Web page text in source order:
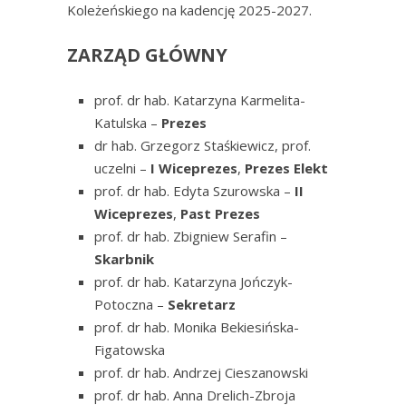
Koleżeńskiego na kadencję 2025-2027.
ZARZĄD GŁÓWNY
prof. dr hab. Katarzyna Karmelita-
Katulska – Prezes
dr hab. Grzegorz Staśkiewicz, prof.
uczelni – I Wiceprezes, Prezes Elekt
prof. dr hab. Edyta Szurowska – II
Wiceprezes, Past Prezes
prof. dr hab. Zbigniew Serafin –
Skarbnik
prof. dr hab. Katarzyna Jończyk-
Potoczna – Sekretarz
prof. dr hab. Monika Bekiesińska-
Figatowska
prof. dr hab. Andrzej Cieszanowski
prof. dr hab. Anna Drelich-Zbroja